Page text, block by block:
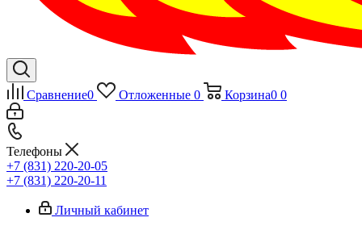
Сравнение0 Отложенные 0 Корзина0 0
Телефоны
+7 (831) 220-20-05
+7 (831) 220-20-11
Личный кабинет